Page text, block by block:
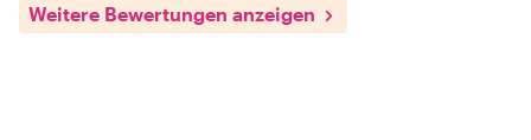
Weitere Bewertungen anzeigen